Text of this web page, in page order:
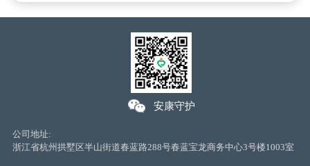
安康守护
公司地址:
浙江省杭州拱墅区半山街道春蓝路288号春蓝宝龙商务中心3号楼1003室